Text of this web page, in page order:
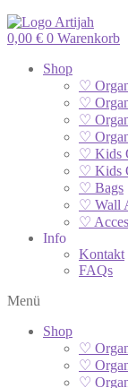
0,00 € 0 Warenkorb
Shop
♡
♡
♡
♡
♡ Kids
♡ Kids
♡ Bags
♡ Wall
♡
Info
Kontakt
FAQs
Menü
Shop
♡
♡
♡